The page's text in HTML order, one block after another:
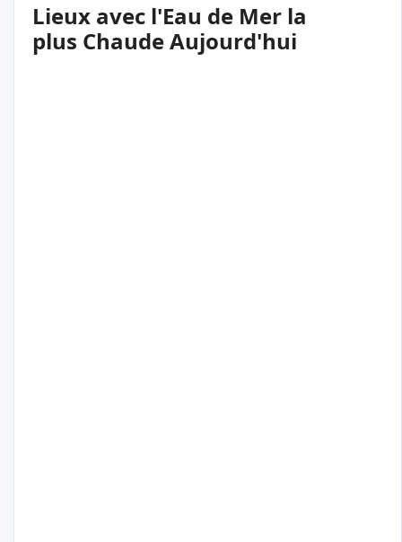
Lieux avec l'Eau de Mer la
plus Chaude Aujourd'hui